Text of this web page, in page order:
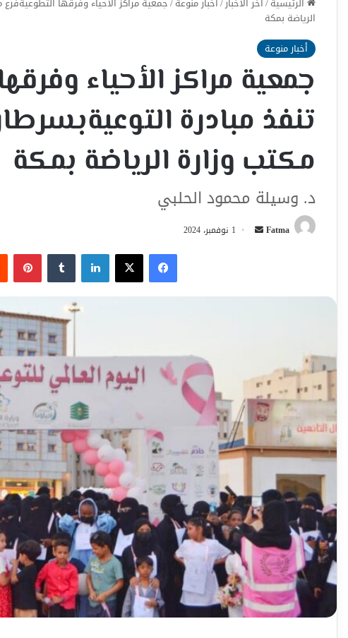
الرياضة بمكة
أخبار منوعة
جمعية مراكز الأحياء
تنفذ مبادرة
مكتب وزارة الرياضة بمكة
د. وسيلة محمود الحلبي
Fatma
أرسل 1 نوفمبر، 2024
فيسبوك‫X لينكدإن